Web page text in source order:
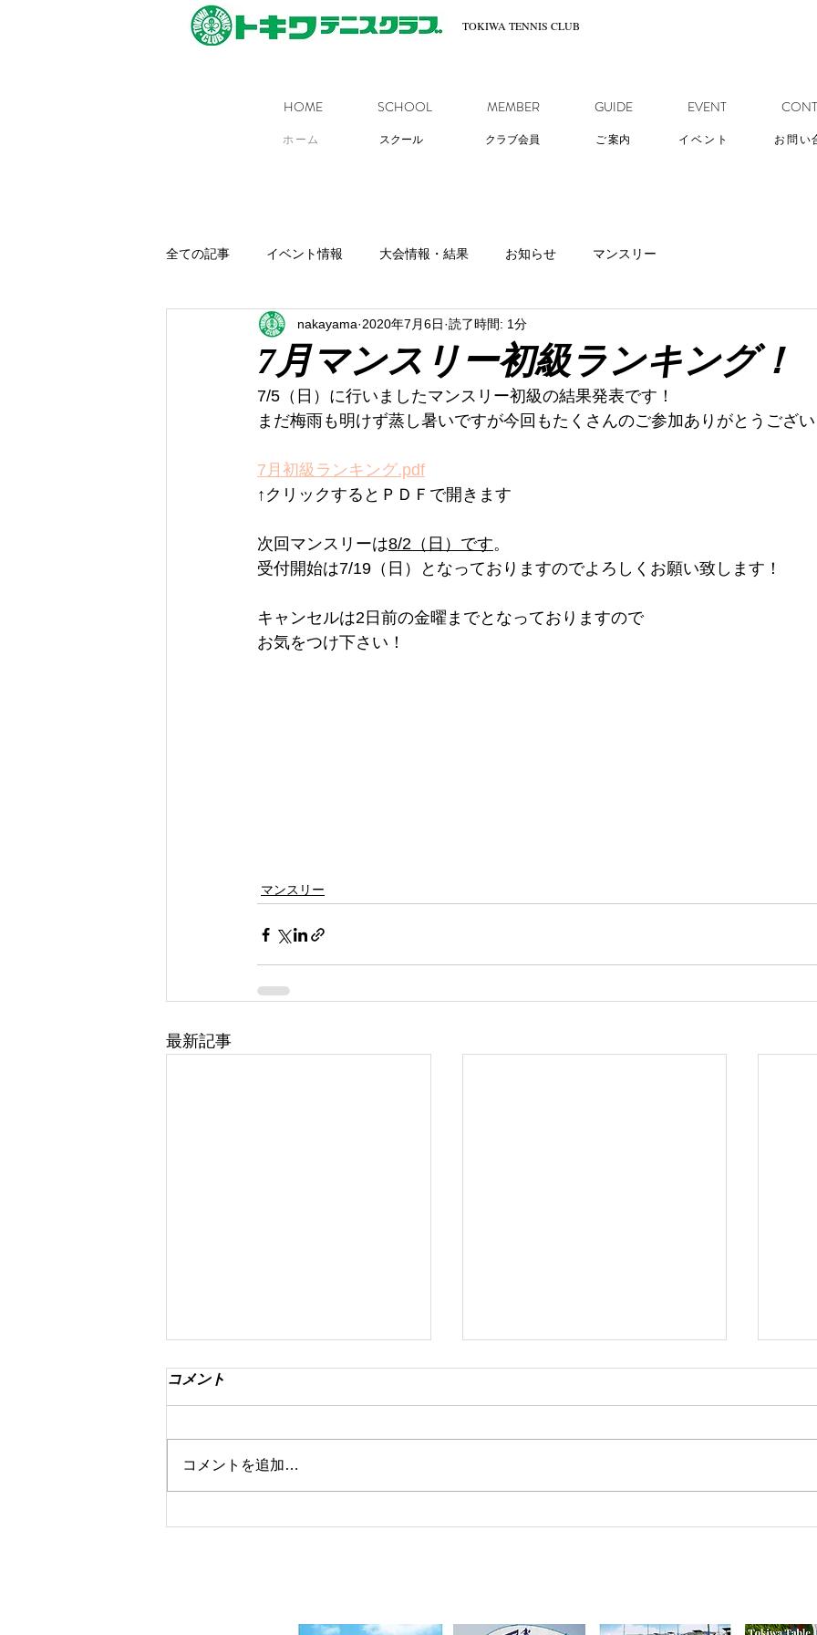
TOKIWA TENNIS CLUB
HOME SCHOOL MEMBER GUIDE EVENT
ホーム スクール クラブ会員 ご案内 イベント お問い
全ての記事 イベント情報 大会情報・結果 お知らせ マンスリー
7月マンスリー初級ランキング！
nakayama 2020年7月6日 読了時間: 1分
7/5（日）に行いましたマンスリー初級の結果発表です！
まだ梅雨も明けず蒸し暑いですが今回もたくさんのご参加ありがとうござ
7月初級ランキング.pdf
↑クリックするとＰＤＦで開きます
次回マンスリーは8/2（日）です。
受付開始は7/19（日）となっておりますのでよろしくお願い致します！
キャンセルは2日前の金曜までとなっておりますので
お気をつけ下さい！
マンスリー
最新記事
コメント
コメントを追加…